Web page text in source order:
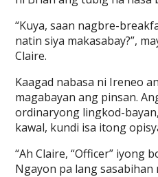
“Kuya, saan nagbre-
natin siya makasabay?”,
Claire.
Kaagad nabasa ni Ireneo
magabayan ang pinsan.
ordinaryong lingkod-
kawal, kundi isa itong
“Ah Claire, “Officer” iyong
Ngayon pa lang sasabihan